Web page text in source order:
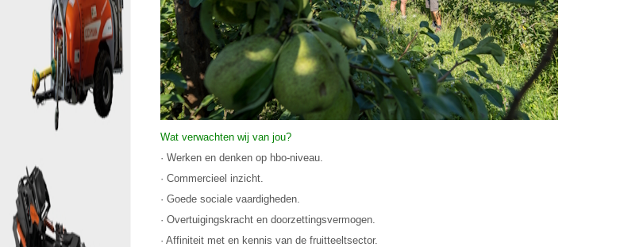
Wat verwachten wij van jou?
· Werken en denken op hbo-niveau.
· Commercieel inzicht.
· Goede sociale vaardigheden.
· Overtuigingskracht en doorzettingsvermogen.
· Affiniteit met en kennis van de fruitteeltsector.